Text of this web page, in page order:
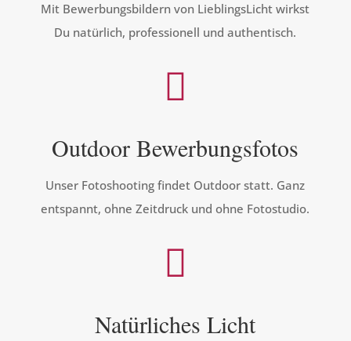
Mit Bewerbungsbildern von LieblingsLicht wirkst
Du natürlich, professionell und authentisch.

Outdoor Bewerbungsfotos
Unser Fotoshooting findet Outdoor statt. Ganz
entspannt, ohne Zeitdruck und ohne Fotostudio.

Natürliches Licht